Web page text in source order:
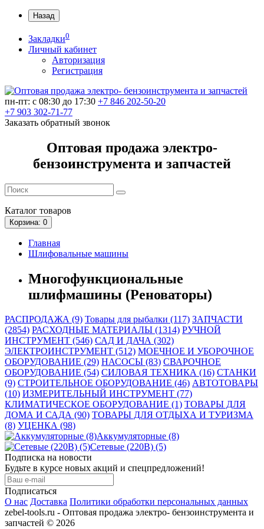
Назад
Закладки0
Личный кабинет
Авторизация
Регистрация
пн-пт: c 08:30 до 17:30 +7 846 202-50-20
+7 903 302-71-77
Заказать обратный звонок
Оптовая продажа электро-
бензоинструмента и запчастей
Каталог товаров
Корзина: 0
Главная
Шлифовальные машины
Многофункциональные
шлифмашины (Реноваторы)
РАСПРОДАЖА (9) Товары для рыбалки (117) ЗАПЧАСТИ
(2854) РАСХОДНЫЕ МАТЕРИАЛЫ (1314) РУЧНОЙ
ИНСТРУМЕНТ (546) САД И ДАЧА (302)
ЭЛЕКТРОИНСТРУМЕНТ (512) МОЕЧНОЕ И УБОРОЧНОЕ
ОБОРУДОВАНИЕ (29) НАСОСЫ (83) СВАРОЧНОЕ
ОБОРУДОВАНИЕ (54) СИЛОВАЯ ТЕХНИКА (16) СТАНКИ
(9) СТРОИТЕЛЬНОЕ ОБОРУДОВАНИЕ (46) АВТОТОВАРЫ
(10) ИЗМЕРИТЕЛЬНЫЙ ИНСТРУМЕНТ (77)
КЛИМАТИЧЕСКОЕ ОБОРУДОВАНИЕ (1) ТОВАРЫ ДЛЯ
ДОМА И САДА (90) ТОВАРЫ ДЛЯ ОТДЫХА И ТУРИЗМА
(8) УЦЕНКА (98)
Аккумуляторные (8)
Сетевые (220В) (5)
Подписка на новости
Будьте в курсе новых акций и спецпредложений!
Подписаться
О нас Доставка Политики обработки персональных данных
zebel-tools.ru - Оптовая продажа электро- бензоинструмента и
запчастей © 2026